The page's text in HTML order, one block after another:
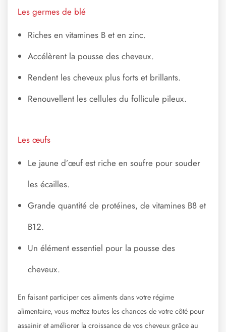
Les germes de blé
Riches en vitamines B et en zinc.
Accélèrent la pousse des cheveux.
Rendent les cheveux plus forts et brillants.
Renouvellent les cellules du follicule pileux.
Les œufs
Le jaune d’œuf est riche en soufre pour souder
les écailles.
Grande quantité de protéines, de vitamines B8 et
B12.
Un élément essentiel pour la pousse des
cheveux.
En faisant participer ces aliments dans votre régime
alimentaire, vous mettez toutes les chances de votre côté pour
assainir et améliorer la croissance de vos cheveux grâce au